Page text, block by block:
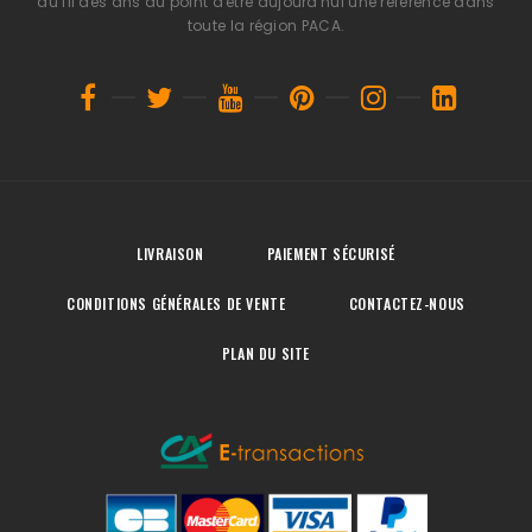
toute la région PACA.
LIVRAISON PAIEMENT SÉCURISÉ
CONDITIONS GÉNÉRALES DE VENTE CONTACTEZ-NOUS
PLAN DU SITE